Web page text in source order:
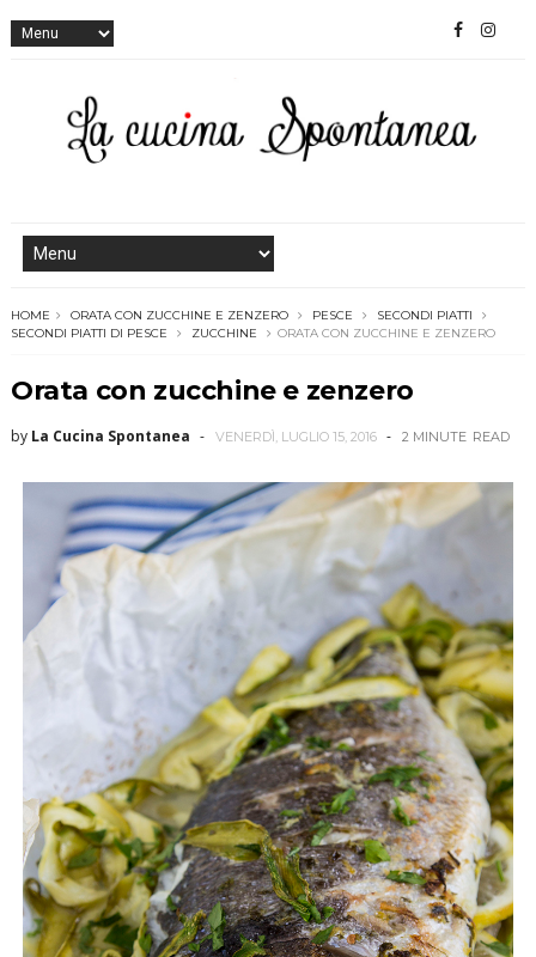
HOME ORATA CON ZUCCHINE E ZENZERO PESCE
SECONDI PIATTI
SECONDI PIATTI DI PESCE
ZUCCHINE ORATA CON ZUCCHINE E ZENZERO
Orata con zucchine e zenzero
by La Cucina Spontanea VENERDÌ, LUGLIO 15, 2016 2 MINUTE READ